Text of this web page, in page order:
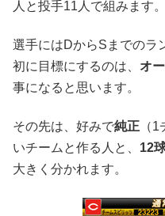
人と投手11人で組みます。
選手にはDからSまでのラ
初に目標にするのは、 オ
事になると思います。
その先は、好みで純正 （
いチームと作る人と、 12
大きく分かれます。